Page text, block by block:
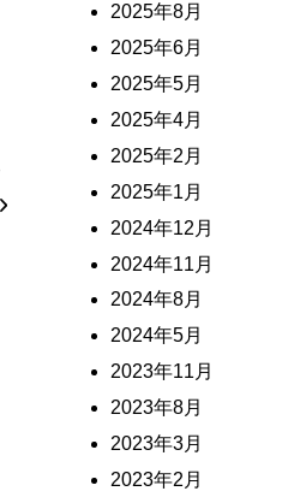
2025年8月
2025年6月
2025年5月
2025年4月
2025年2月
2025年1月
2024年12月
2024年11月
2024年8月
2024年5月
2023年11月
2023年8月
2023年3月
2023年2月